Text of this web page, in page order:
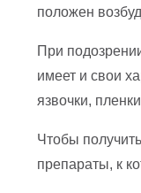
положен
При
имеет и свои
язвочки,
Чтобы
препараты, к